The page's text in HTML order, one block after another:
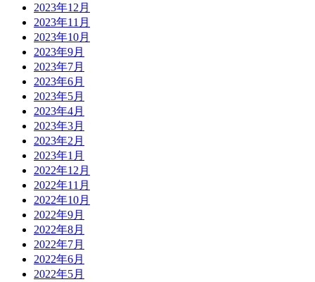
2023年12月
2023年11月
2023年10月
2023年9月
2023年7月
2023年6月
2023年5月
2023年4月
2023年3月
2023年2月
2023年1月
2022年12月
2022年11月
2022年10月
2022年9月
2022年8月
2022年7月
2022年6月
2022年5月